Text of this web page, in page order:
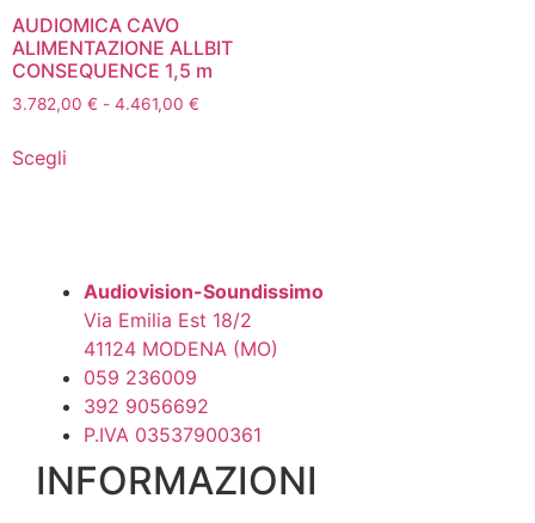
AUDIOMICA CAVO
ALIMENTAZIONE ALLBIT
CONSEQUENCE 1,5 m
3.782,00 € - 4.461,00 €
Scegli
opzioni
possono
essere
scelte
nella
del
Audiovision-Soundissimo
Via Emilia Est 18/2
41124 MODENA (MO)
059 236009
392 9056692
P.IVA 03537900361
INFORMAZIONI